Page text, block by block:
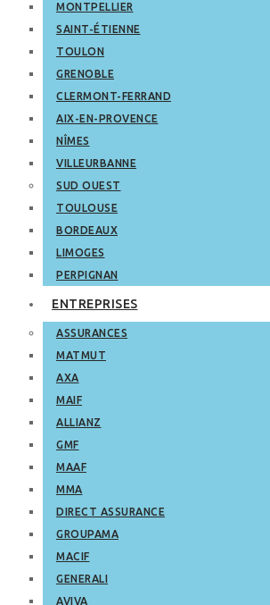
MONTPELLIER
SAINT-ÉTIENNE
TOULON
GRENOBLE
CLERMONT-FERRAND
AIX-EN-PROVENCE
NÎMES
VILLEURBANNE
SUD OUEST
TOULOUSE
BORDEAUX
LIMOGES
PERPIGNAN
ENTREPRISES
ASSURANCES
MATMUT
AXA
MAIF
ALLIANZ
GMF
MAAF
MMA
DIRECT ASSURANCE
GROUPAMA
MACIF
GENERALI
AVIVA